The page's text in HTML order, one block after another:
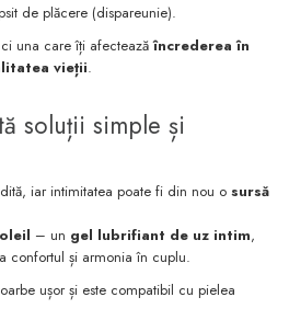
de plăcere (dispareunie).
una care îți afecteazăîncrederea în
vieții.
soluții simple și
iar intimitatea poate fi din nou o sursă
– un gel lubrifiant de uz intim,
confortul și armonia în cuplu.
ușor și este compatibil cu pielea